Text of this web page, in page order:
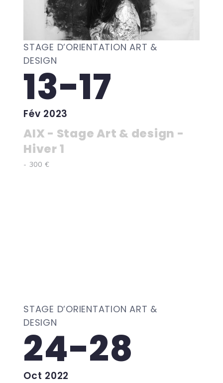
STAGE D’ORIENTATION ART &
DESIGN
13-17
Fév 2023
AIX - Stage Art & design -
Hiver 1
- 300 €
STAGE D’ORIENTATION ART &
DESIGN
24-28
Oct 2022